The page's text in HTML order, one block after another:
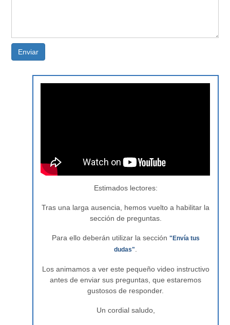
Enviar
Estimados lectores:
Tras una larga ausencia, hemos vuelto a habilitar la
sección de preguntas.
Para ello deberán utilizar la sección "Envía tus
dudas"
Los animamos a ver este pequeño video instructivo
antes de enviar sus preguntas, que estaremos
gustosos de responder.
Un cordial saludo,